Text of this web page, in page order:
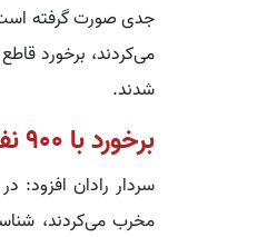
جدی صورت گرفته
شدند.
برخورد با ۹۰۰ نفر از عوامل تشویش اذهان عمومی
سردار رادان افزود: